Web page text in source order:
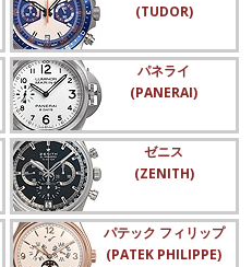
(TUDOR)
パネライ
(PANERAI)
ゼニス
(ZENITH)
パテック フィリップ
(PATEK PHILIPPE)